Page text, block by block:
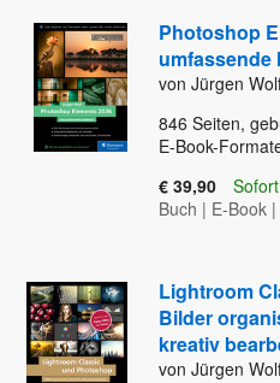
Photoshop
umfassende
von Jürgen
846 Seiten,
E-Book-
€ 39,90
Buch | E-Book |
Lightroom
Bilder
kreativ
von Jürgen